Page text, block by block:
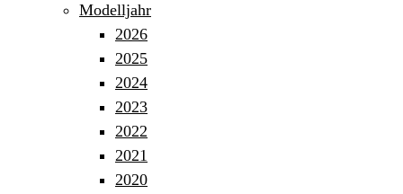
Modelljahr
2026
2025
2024
2023
2022
2021
2020